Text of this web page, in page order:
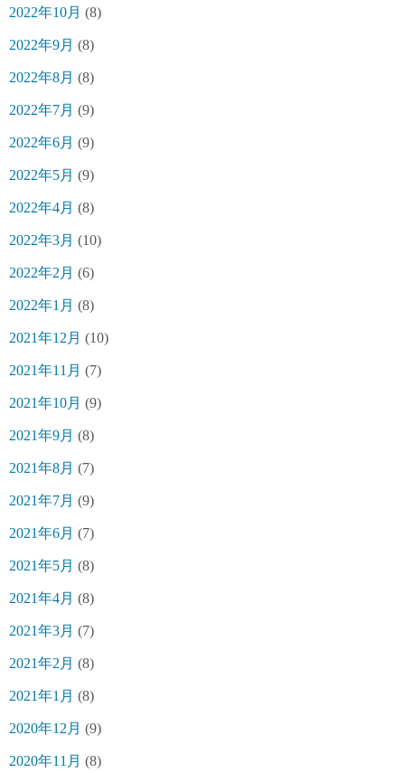
2022年10月 (8)
2022年9月 (8)
2022年8月 (8)
2022年7月 (9)
2022年6月 (9)
2022年5月 (9)
2022年4月 (8)
2022年3月 (10)
2022年2月 (6)
2022年1月 (8)
2021年12月 (10)
2021年11月 (7)
2021年10月 (9)
2021年9月 (8)
2021年8月 (7)
2021年7月 (9)
2021年6月 (7)
2021年5月 (8)
2021年4月 (8)
2021年3月 (7)
2021年2月 (8)
2021年1月 (8)
2020年12月 (9)
2020年11月 (8)